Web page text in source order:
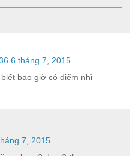
6 tháng 7, 2015
bao giờ có điểm nhỉ
7, 2015